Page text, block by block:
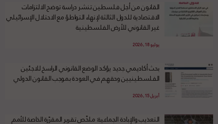
القانون من أجل فلسطين تنشر دراسة توضح الالتزامات
الاقتصادية للدول الثالثة لإنهاء التواطؤ مع الاحتلال الإسرائيلي
غير القانوني للأرض الفلسطينية
يوليو 18, 2026
بحث أكاديمي جديد يؤكد الوضع القانوني الراسخ للاجئين
الفلسطينيين وحقهم في العودة بموجب القانون الدولي
أبريل 15, 2026
التعذيب والإبادة الجماعية: ملخّص تقرير المقرّرة الخاصة للأمم